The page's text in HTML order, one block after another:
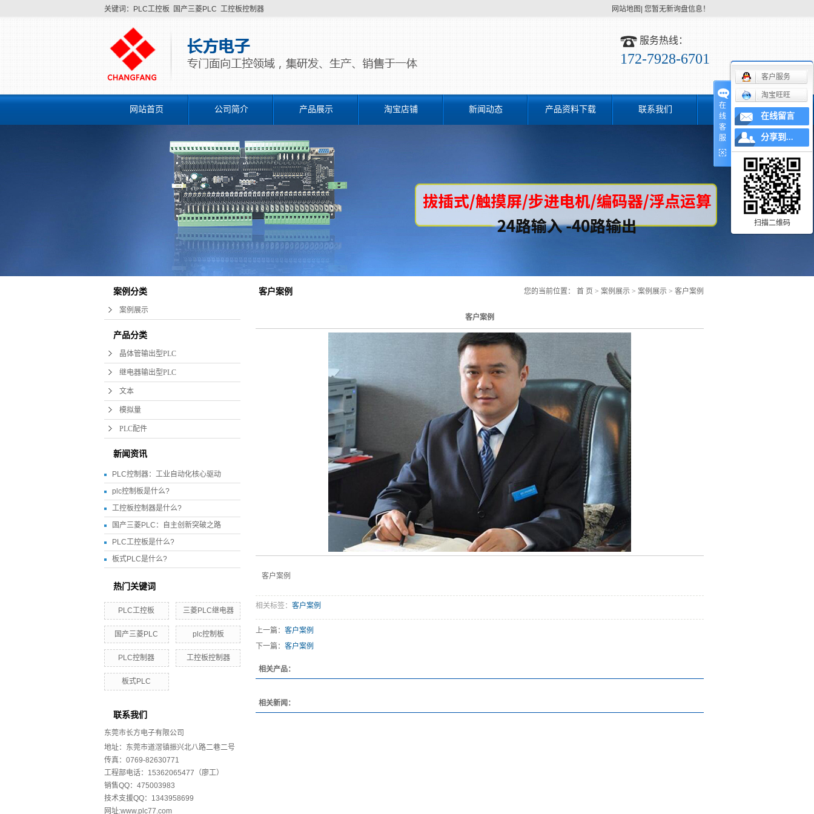
关键词： PLC工控板 国产三菱PLC 工控板控制器 网站地图 您暂无新询盘信息！
服务热线：
172-7928-6701
网站首页 公司简介 产品展示 淘宝店铺 新闻动态 产品资料下载 联系我们
案例分类
案例展示
产品分类
晶体管输出型PLC
继电器输出型PLC
文本
模拟量
PLC配件
新闻资讯
PLC控制器：工业自动化核心驱动
plc控制板是什么?
工控板控制器是什么?
国产三菱PLC：自主创新突破之路
PLC工控板是什么?
板式PLC是什么?
热门关键词
PLC工控板 三菱PLC继电器
国产三菱PLC plc控制板
PLC控制器 工控板控制器
板式PLC
联系我们
东莞市长方电子有限公司
地址：东莞市道滘镇振兴北八路二巷二号
传真：0769-82630771
工程部电话：15362065477（廖工）
销售QQ：475003983
技术支援QQ：1343958699
网址:www.plc77.com
客户案例 您的当前位置： 首 页 > 案例展示 > 案例展示 > 客户案例
客户案例
客户案例
相关标签： 客户案例
上一篇： 客户案例
下一篇： 客户案例
相关产品：
相关新闻：
在
线
客
服
客户服务
淘宝旺旺
在线留言
分享到...
扫描二维码